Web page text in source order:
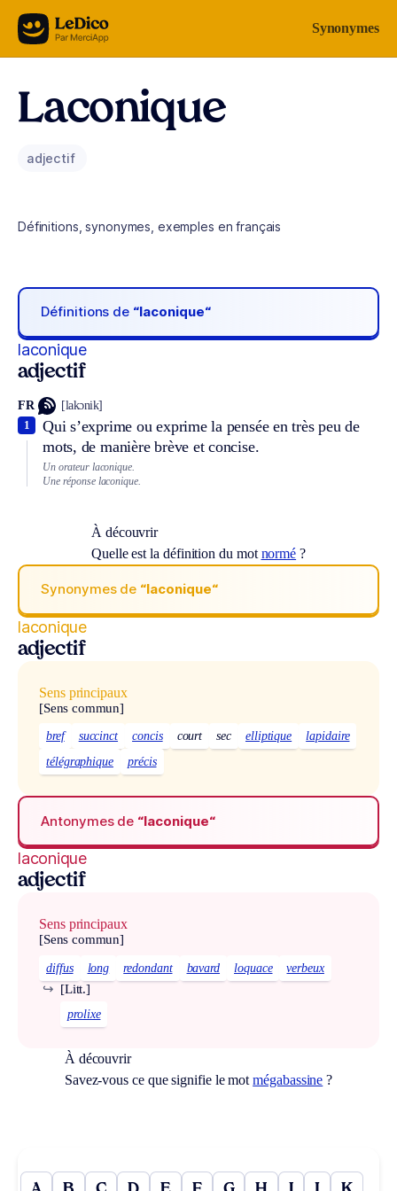
Aller au contenu Synonymes
Laconique
adjectif
Définitions, synonymes, exemples en français
Définitions de “laconique“
laconique
adjectif
FR [lakɔnik]
Qui s’exprime ou exprime la pensée en très peu de
mots, de manière brève et concise.
1
Un orateur laconique.
Une réponse laconique.
À découvrir
Quelle est la définition du mot normé ?
Synonymes de “laconique“
laconique
adjectif
Sens principaux
[Sens commun]
bref succinct concis court sec elliptique
lapidaire
télégraphique
précis
Antonymes de “laconique“
laconique
adjectif
Sens principaux
[Sens commun]
diffus long redondant bavard loquace verbeux
[Litt.]
↪
prolixe
À découvrir
Savez-vous ce que signifie le motmégabassine ?